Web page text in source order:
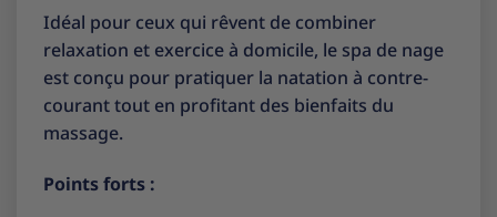
Idéal pour ceux qui rêvent de combiner
relaxation et exercice à domicile, le spa de nage
est conçu pour pratiquer la natation à contre-
courant tout en profitant des bienfaits du
massage.
Points forts :